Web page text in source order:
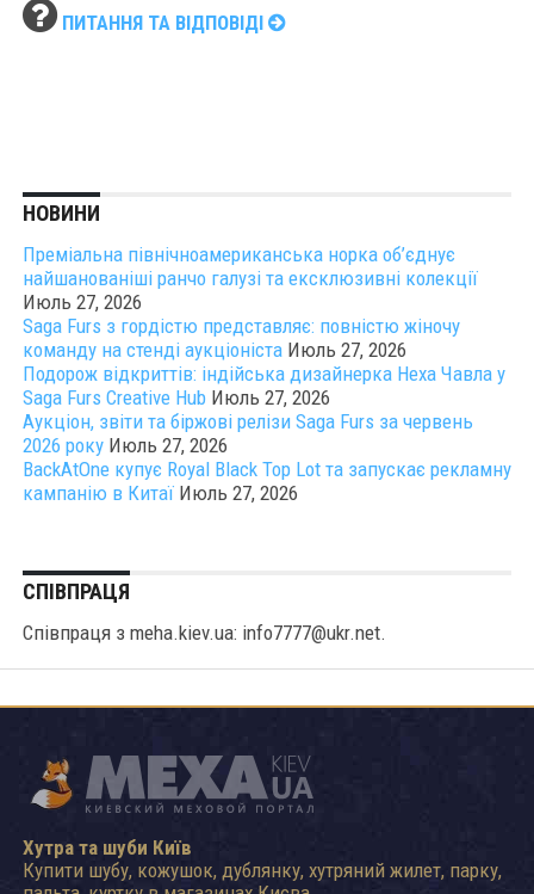
ПИТАННЯ ТА ВІДПОВІДІ
НОВИНИ
Преміальна північноамериканська норка об’єднує
найшанованіші ранчо галузі та ексклюзивні колекції
Июль 27, 2026
Saga Furs з гордістю представляє: повністю жіночу
команду на стенді аукціоніста Июль 27, 2026
Подорож відкриттів: індійська дизайнерка Неха Чавла у
Saga Furs Creative Hub Июль 27, 2026
Аукціон, звіти та біржові релізи Saga Furs за червень
2026 року Июль 27, 2026
BackAtOne купує Royal Black Top Lot та запускає рекламну
кампанію в Китаї Июль 27, 2026
СПІВПРАЦЯ
Співпраця з meha.kiev.ua: info7777@ukr.net.
Хутра та шуби Київ
Купити шубу, кожушок, дублянку, хутряний жилет, парку,